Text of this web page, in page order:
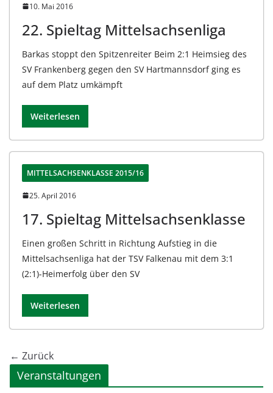
10. Mai 2016
22. Spieltag Mittelsachsenliga
Barkas stoppt den Spitzenreiter Beim 2:1 Heimsieg des
SV Frankenberg gegen den SV Hartmannsdorf ging es
auf dem Platz umkämpft
Weiterlesen
MITTELSACHSENKLASSE 2015/16
25. April 2016
17. Spieltag Mittelsachsenklasse
Einen großen Schritt in Richtung Aufstieg in die
Mittelsachsenliga hat der TSV Falkenau mit dem 3:1
(2:1)-Heimerfolg über den SV
Weiterlesen
← Zurück
Veranstaltungen